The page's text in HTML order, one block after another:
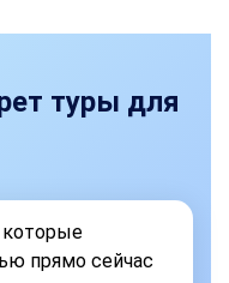
туры для
которые
прямо сейчас